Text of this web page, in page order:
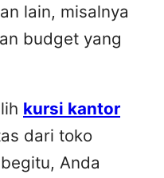
lain, misalnya
budget yang
kursi kantor
dari toko
Anda